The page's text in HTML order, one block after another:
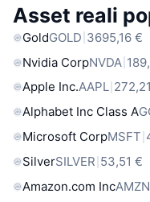
Asset reali
GoldGOLD 3695,16 €
Nvidia CorpNVDA
Apple Inc.AAPL
Alphabet Inc Class A
Microsoft CorpMSFT
SilverSILVER 53,51 €
Amazon.com IncAMZN